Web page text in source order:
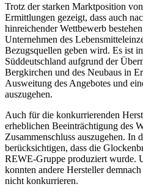
Trotz der starken Marktposition
Ermittlungen gezeigt, dass auch
hinreichender Wettbewerb
Unternehmen des
Bezugsquellen geben wird. Es ist
Süddeutschland aufgrund der
Bergkirchen und des Neubaus in
Ausweitung des Angebotes und
auszugehen.
Auch für die konkurrierenden
erheblichen Beeinträchtigung des
Zusammenschluss auszugehen. In
berücksichtigen, dass die
REWE-Gruppe produziert wurde.
konnten andere Hersteller
nicht konkurrieren.